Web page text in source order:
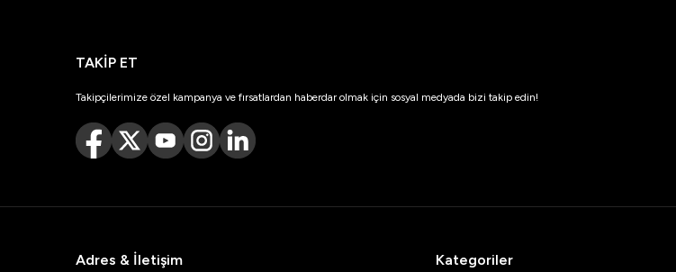
TAKİP ET
Takipçilerimize özel kampanya ve fırsatlardan haberdar olmak için sosyal medyada bizi takip edin!
Adres & İletişim Kategoriler